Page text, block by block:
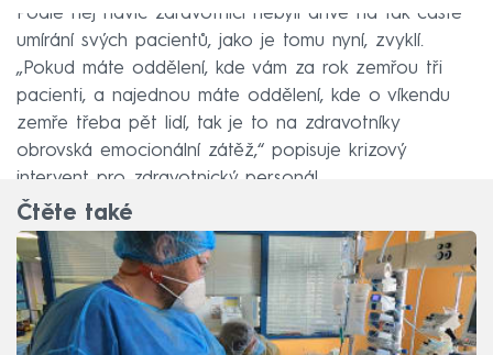
Podle něj navíc zdravotníci nebyli dříve na tak časté
umírání svých pacientů, jako je tomu nyní, zvyklí.
„Pokud máte oddělení, kde vám za rok zemřou tři
pacienti, a najednou máte oddělení, kde o víkendu
zemře třeba pět lidí, tak je to na zdravotníky
obrovská emocionální zátěž,“ popisuje krizový
intervent pro zdravotnický personál.
Čtěte také